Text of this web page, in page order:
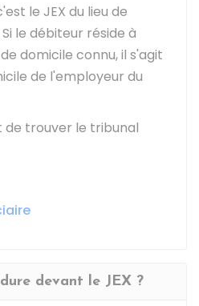
le JEX du lieu de
le débiteur réside à
domicile connu, il s'agit
de l'employeur du
trouver le tribunal
devant le JEX ?